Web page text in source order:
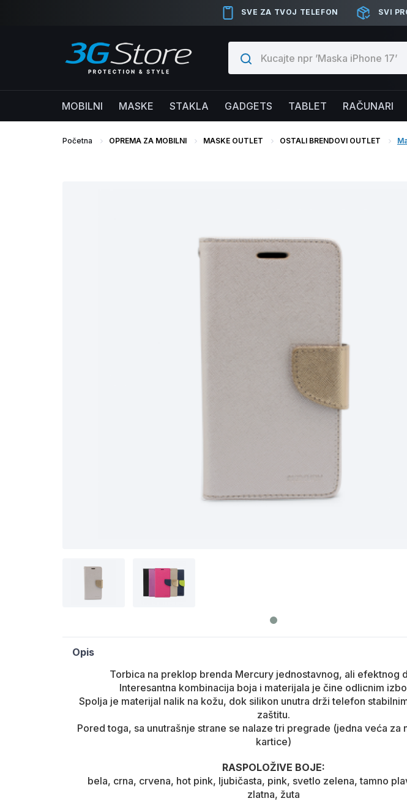
SVE ZA TVOJ TELEFON SVI
MOBILNI MASKE STAKLA GADGETS TABLET RAČUNARI
Početna OPREMA ZA MOBILNI MASKE OUTLET OSTALI BRENDOVI OUTLET
Opis
Torbica na preklop brenda Mercury jednostavnog, ali efektnog
Interesantna kombinacija boja i materijala je čine odlicnim
Spolja je materijal nalik na kožu, dok silikon unutra drži telefon
zaštitu.
Pored toga, sa unutrašnje strane se nalaze tri pregrade (jedna veća za
kartice)
RASPOLOŽIVE BOJE:
bela, crna, crvena, hot pink, ljubičasta, pink, svetlo zelena, tamno
zlatna, žuta